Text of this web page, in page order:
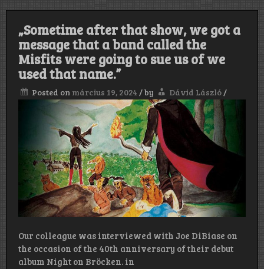
„Sometime after that show, we got a
message that a band called the
Misfits were going to sue us of we
used that name.”
Posted on március 19, 2024 /by Dávid László/
Our colleague was interviewed with Joe DiBiase on
the occasion of the 40th anniversary of their debut
album Night on Bröcken. in